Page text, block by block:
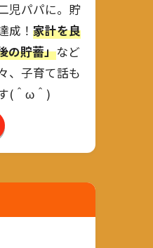
児パパに。貯
成！ 家計を良
の貯蓄」など
、子育て話も
(＾ω＾)